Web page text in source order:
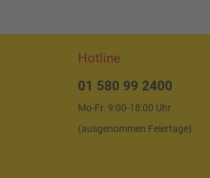
Hotline
01 580 99 2400
Mo-Fr: 9:00-18:00 Uhr
(ausgenommen Feiertage)